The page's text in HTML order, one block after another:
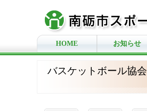
HOME お知らせ
バスケットボール協会